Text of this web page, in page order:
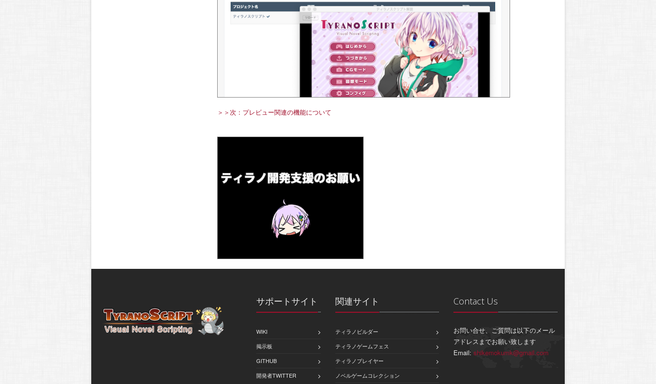
＞＞次：プレビュー関連の機能について
サポートサイト
WIKI
掲示板
GITHUB
開発者TWITTER
関連サイト
ティラノビルダー
ティラノゲームフェス
ティラノプレイヤー
ノベルゲームコレクション
Contact Us
お問い合せ、ご質問は以下のメール
アドレスまでお願い致します
Email:shikemokumk@gmail.com